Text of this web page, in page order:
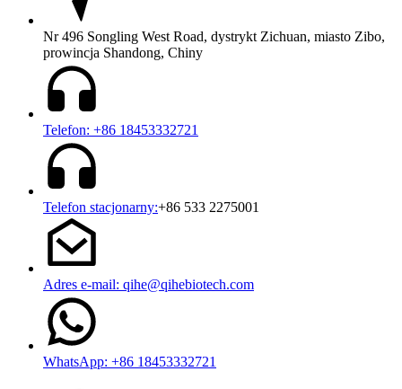
Nr 496 Songling West Road, dystrykt Zichuan, miasto Zibo,
prowincja Shandong, Chiny
Telefon: +86 18453332721
Telefon stacjonarny:+86 533 2275001
Adres e-mail: qihe@qihebiotech.com
WhatsApp: +86 18453332721